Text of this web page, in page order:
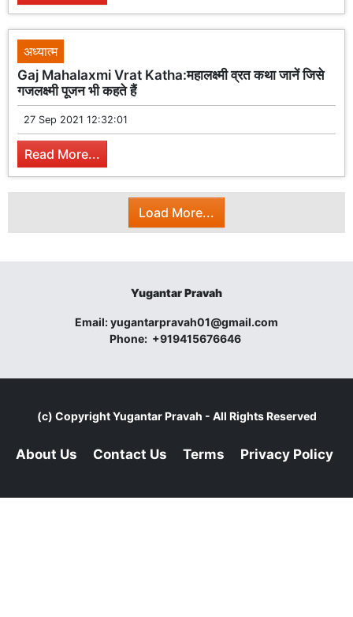
अध्यात्म
Gaj Mahalaxmi Vrat Katha:महालक्ष्मी व्रत कथा जानें जिसे
गजलक्ष्मी पूजन भी कहते हैं
27 Sep 2021 12:32:01
Read More...
Load More...
Yugantar Pravah
Email:yugantarpravah01@gmail.com
Phone: +919415676646
(c) CopyrightYugantar Pravah - All Rights Reserved
About Us Contact Us Terms Privacy Policy